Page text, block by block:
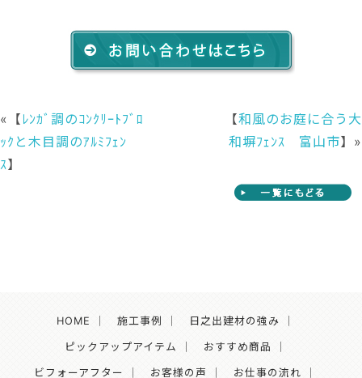
«【 ﾚﾝｶﾞ調のｺﾝｸﾘｰﾄﾌﾞﾛ
ｯｸと木目調のｱﾙﾐﾌｪﾝ
ｽ】
【和風のお庭に合う大
和塀ﾌｪﾝｽ 富山市】»
HOME 施工事例 日之出建材の強み
ピックアップアイテム おすすめ商品
ビフォーアフター お客様の声 お仕事の流れ